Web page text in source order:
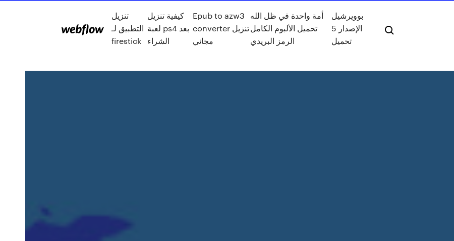
تنزيل
التطبيق لـ
firestick
كيفية تنزيل
لعبة ps4 بعد
الشراء
Epub to azw3
converter تنزيل
مجاني
أمة واحدة في ظل الله
تحميل الألبوم الكامل
الرمز البريدي
بوويرشيل
الإصدار 5
تحميل